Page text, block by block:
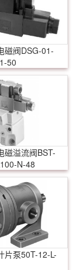
磁阀DSG-01-
50
磁溢流阀BST-
N-48
片泵50T-12-L-